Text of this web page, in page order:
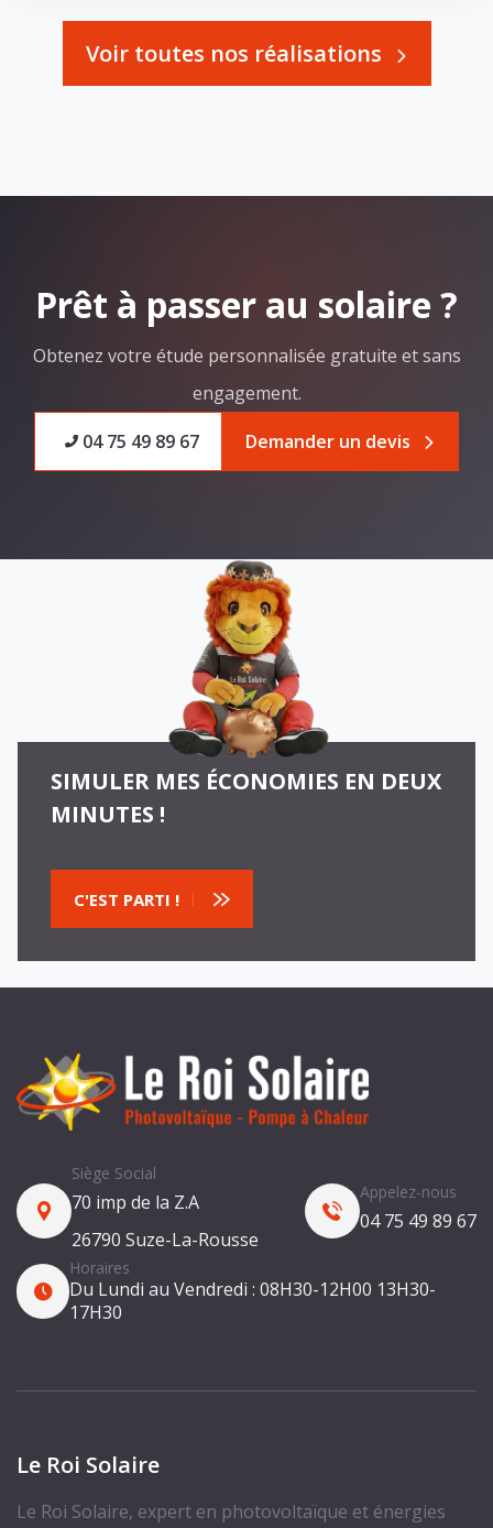
Voir toutes nos réalisations
Prêt à passer au solaire ?
Obtenez votre étude personnalisée gratuite et sans
engagement.
04 75 49 89 67
Demander un devis
SIMULER MES ÉCONOMIES EN DEUX
MINUTES !
C'EST PARTI !
Siège Social
70 imp de la Z.A
26790 Suze-La-Rousse
Appelez-nous
04 75 49 89 67
Horaires
Du Lundi au Vendredi : 08H30-12H00 13H30-
17H30
Le Roi Solaire
Le Roi Solaire, expert en photovoltaïque et énergies